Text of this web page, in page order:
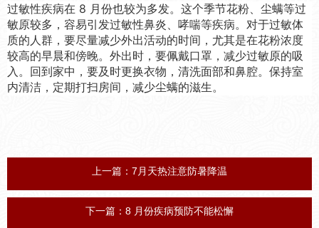
过敏性疾病在 8 月份也较为多发。这个季节花粉、尘螨等过
敏原较多，容易引发过敏性鼻炎、哮喘等疾病。对于过敏体
质的人群，要尽量减少外出活动的时间，尤其是在花粉浓度
较高的早晨和傍晚。外出时，要佩戴口罩，减少过敏原的吸
入。回到家中，要及时更换衣物，清洗面部和鼻腔。保持室
内清洁，定期打扫房间，减少尘螨的滋生。
上一篇： 7月天热注意防暑降温
下一篇： 8 月份疾病预防不能松懈